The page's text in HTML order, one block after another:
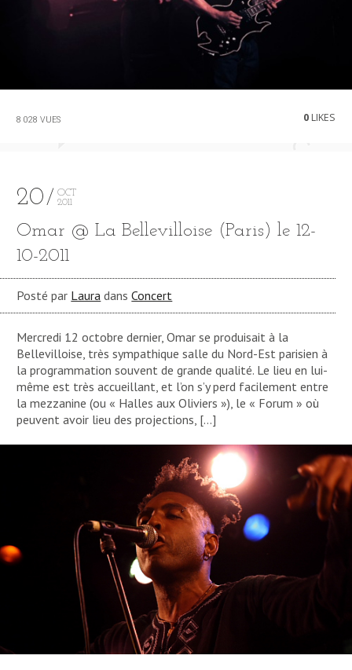
8 028 VUES 0LIKES
20
OCT
2011
Omar @ La Bellevilloise (Paris) le 12-
10-2011
Posté par Laura dansConcert
Mercredi 12 octobre dernier, Omar se produisait à la
Bellevilloise, très sympathique salle du Nord-Est parisien à
la programmation souvent de grande qualité. Le lieu en lui-
même est très accueillant, et l’on s’y perd facilement entre
la mezzanine (ou « Halles aux Oliviers »), le « Forum » où
peuvent avoir lieu des projections, […]